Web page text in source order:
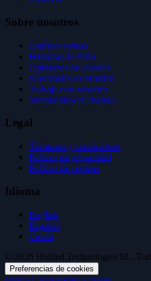
Sobre nosotros
Quiénes somos
Historias de éxito
Opiniones de clientes
Novedades de Holded
Trabaja con nosotros
Whistleblower channel
Legal
Términos y condiciones
Política de privacidad
Política de cookies
Idioma
English
Español
Català
© 2026 Holded Technologies SL.
Preferencias de cookies